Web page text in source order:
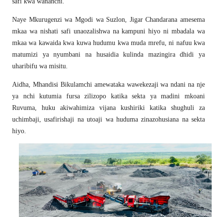
Naye Mkurugenzi wa Mgodi wa Suzlon, Jigar Chandarana amesema
mkaa wa nishati safi unaozalishwa na kampuni hiyo ni mbadala wa
mkaa wa kawaida kwa kuwa hudumu kwa muda mrefu, ni nafuu kwa
matumizi ya nyumbani na husaidia kulinda mazingira dhidi ya
uharibifu wa misitu.
Aidha, Mhandisi Bikulamchi amewataka wawekezaji wa ndani na nje
ya nchi kutumia fursa zilizopo katika sekta ya madini mkoani
Ruvuma, huku akiwahimiza vijana kushiriki katika shughuli za
uchimbaji, usafirishaji na utoaji wa huduma zinazohusiana na sekta
hiyo.